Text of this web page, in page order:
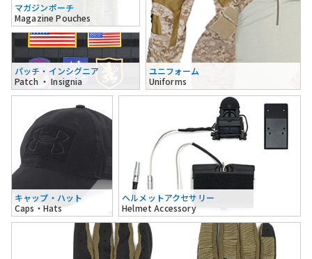
マガジンポーチ
Magazine Pouches
パッチ・インシグニア
Patch ・ Insignia
ユニフォーム
Uniforms
キャップ・ハット
Caps・Hats
ヘルメットアクセサリー
Helmet Accessory